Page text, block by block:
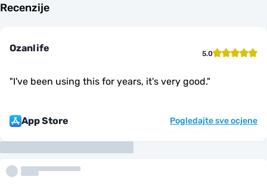
Recenzije
Ozanlife 5.0
"I've been using this for years, it's very good."
App Store Pogledajte sve ocjene